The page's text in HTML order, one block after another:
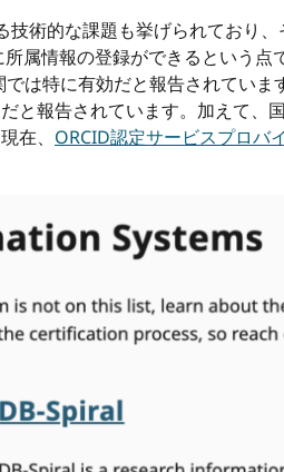
技術的な課題も挙げられており
属情報の登録ができるという
は特に有効だと報告されていま
と報告されています。加えて、
在、 ORCID認定サービスプロバ